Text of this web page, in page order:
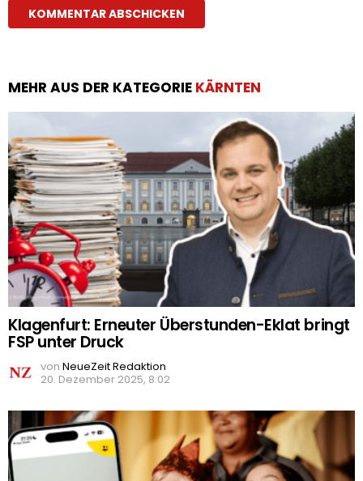
MEHR AUS DER KATEGORIE KÄRNTEN
Klagenfurt: Erneuter Überstunden-Eklat bringt
FSP unter Druck
von NeueZeit Redaktion
20. Dezember 2025, 8:02